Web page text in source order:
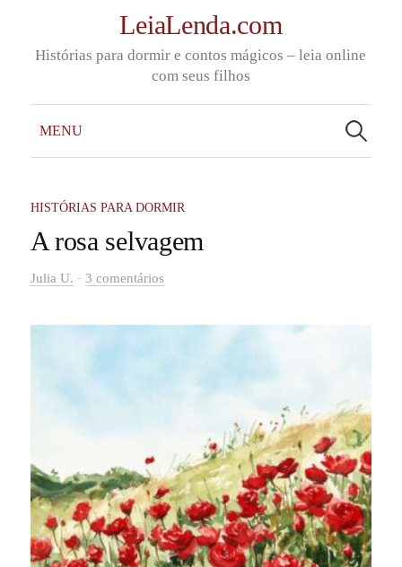
content
LeiaLenda.com
Histórias para dormir e contos mágicos – leia online
com seus filhos
MENU
por:
HISTÓRIAS PARA DORMIR
A rosa selvagem
Julia U. - 3 comentários